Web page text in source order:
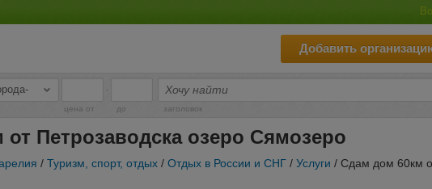
Добавить
-
цена от до заголовок
Петрозаводска озеро Сямозеро
/ Туризм, спорт, отдых / Отдых в России и СНГ / Услуги / Сдам дом 60км